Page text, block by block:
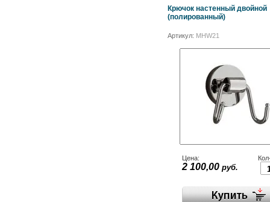
Крючок настенный двойной
(полированный)
Артикул: MHW21
Цена:
2 100,00 руб.